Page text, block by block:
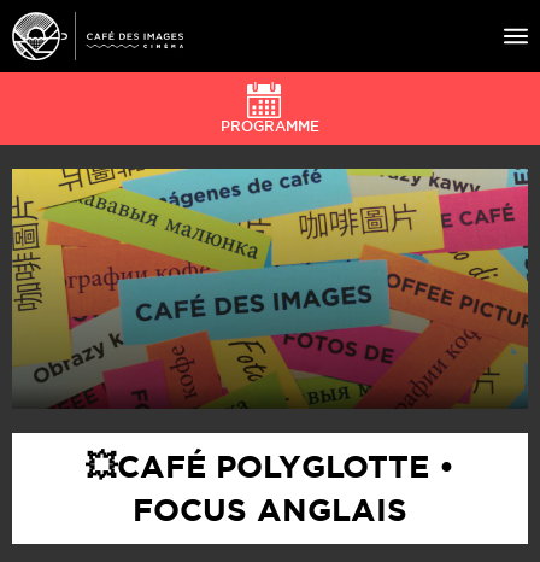
À L’AFFICHE
ÉVÉNEMENTS
CAFÉ DU CINÉ
PRATIQUE
ÉDUCATION AUX IMAGES
PROGRAMME
💥CAFÉ POLYGLOTTE •
FOCUS ANGLAIS